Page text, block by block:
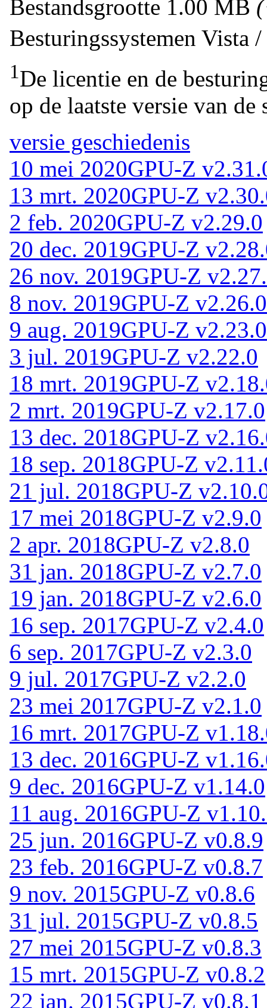
Bestandsgrootte 1.00 MB
Besturingssystemen Vista
1De licentie en de
op de laatste versie van de
versie geschiedenis
10 mei 2020GPU-Z
13 mrt. 2020GPU-Z
2 feb. 2020GPU-Z v2.29.0
20 dec. 2019GPU-Z
26 nov. 2019GPU-Z
8 nov. 2019GPU-Z v2.26.0
9 aug. 2019GPU-Z v2.23.0
3 jul. 2019GPU-Z v2.22.0
18 mrt. 2019GPU-Z
2 mrt. 2019GPU-Z v2.17.0
13 dec. 2018GPU-Z
18 sep. 2018GPU-Z
21 jul. 2018GPU-Z
17 mei 2018GPU-Z v2.9.0
2 apr. 2018GPU-Z v2.8.0
31 jan. 2018GPU-Z v2.7.0
19 jan. 2018GPU-Z v2.6.0
16 sep. 2017GPU-Z v2.4.0
6 sep. 2017GPU-Z v2.3.0
9 jul. 2017GPU-Z v2.2.0
23 mei 2017GPU-Z v2.1.0
16 mrt. 2017GPU-Z
13 dec. 2016GPU-Z
9 dec. 2016GPU-Z v1.14.0
11 aug. 2016GPU-Z
25 jun. 2016GPU-Z v0.8.9
23 feb. 2016GPU-Z v0.8.7
9 nov. 2015GPU-Z v0.8.6
31 jul. 2015GPU-Z v0.8.5
27 mei 2015GPU-Z v0.8.3
15 mrt. 2015GPU-Z v0.8.2
22 jan. 2015GPU-Z v0.8.1